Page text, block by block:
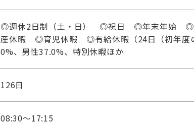
◎週休2日制（土・日） ◎祝日 ◎年末年始
産休暇 ◎育児休暇 ◎有給休暇（24日（初年度
0%、男性37.0%、特別休暇ほか
126日
08:30～17:15